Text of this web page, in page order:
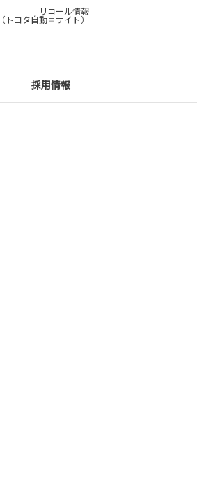
採用情報
リコール情報
（トヨタ自動車サイト）